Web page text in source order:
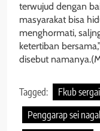
terwujud dengan
masyarakat bisa
menghormati,
ketertiban
disebut
Tagged: Fkub sergai
Penggarap sei